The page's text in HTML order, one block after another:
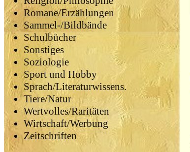
Romane/Erzählungen
Sammel-/Bildbände
Schulbücher
Sonstiges
Soziologie
Sport und Hobby
Sprach/Literaturwissens.
Tiere/Natur
Wertvolles/Raritäten
Wirtschaft/Werbung
Zeitschriften